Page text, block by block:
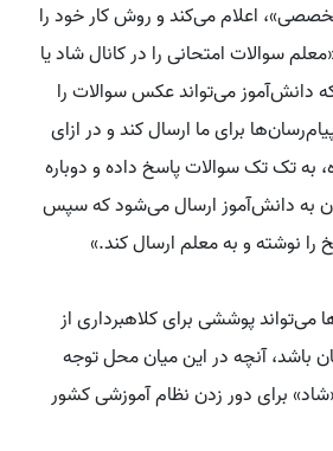
اعلام می‌کند و روش کار خود را
سوالات امتحانی را در کانال شاد یا
دانش‌آموز می‌تواند عکس سوالات را
برای ما ارسال کند و در ازای
به تک تک سوالات پاسخ داده و دوباره
به دانش‌آموز ارسال می‌شود که سپس
را نوشته و به معلم ارسال کند.»
می‌تواند پوششی برای کلاهبرداری از
باشد، آنچه در این میان محل توجه
برای دور زدن نظام آموزشی کشور